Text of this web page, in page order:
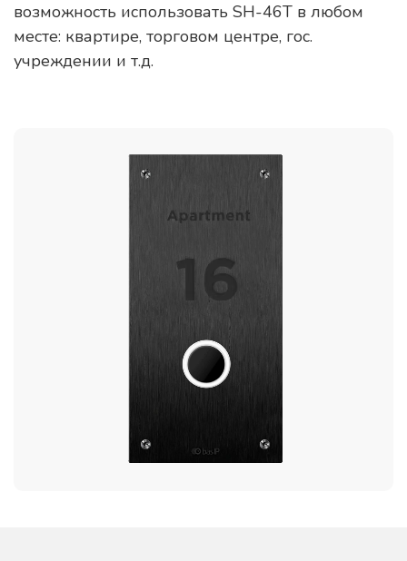
возможность использовать SH-46T в любом
месте: квартире, торговом центре, гос.
учреждении и т.д.